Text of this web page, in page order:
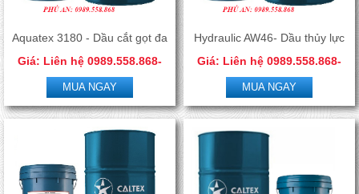
Aquatex 3180 - Dầu cắt gọt đa
kim pha nước
Giá: Liên hệ 0989.558.868-
0966.506.288
MUA NGAY
Hydraulic AW46- Dầu thủy lực
chống mài mòn
Giá: Liên hệ 0989.558.868-
0966.506.288
MUA NGAY